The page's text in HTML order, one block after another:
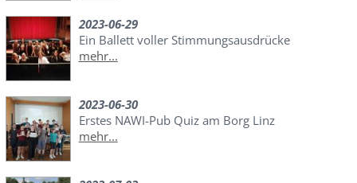
2023-06-29
Ein Ballett voller Stimmungsausdrücke
mehr...
2023-06-30
Erstes NAWI-Pub Quiz am Borg Linz
mehr...